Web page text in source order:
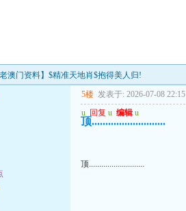
澳门资料】$精准天地肖$抱得美人归!
5楼 发表于: 2026-07-08 22:15
u 回复 u 编辑 u
顶...........................
顶...........................